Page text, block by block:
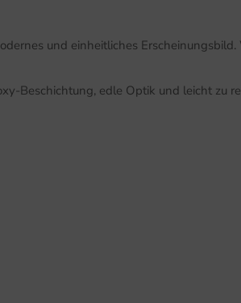
und einheitliches
Beschichtung, edle Optik und leicht zu